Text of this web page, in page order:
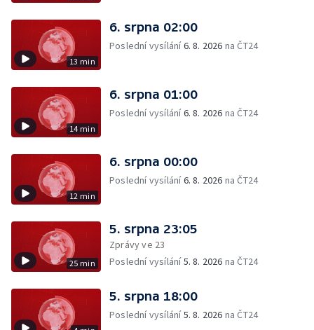
13 min
6. srpna 02:00
Poslední vysílání6. 8. 2026 na ČT24
14 min
6. srpna 01:00
Poslední vysílání6. 8. 2026 na ČT24
12 min
6. srpna 00:00
Poslední vysílání6. 8. 2026 na ČT24
25 min
5. srpna 23:05
Zprávy ve 23
Poslední vysílání5. 8. 2026 na ČT24
5. srpna 18:00
Poslední vysílání5. 8. 2026 na ČT24